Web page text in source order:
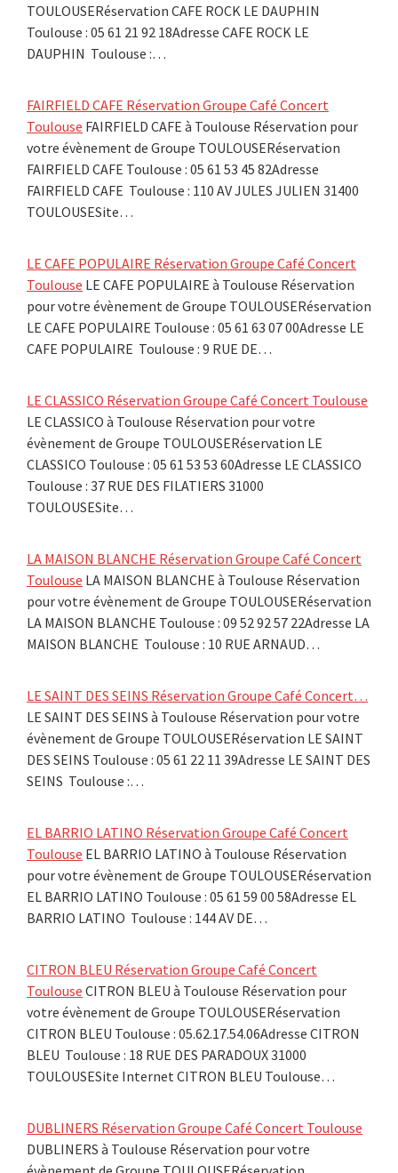
TOULOUSERéservation CAFE ROCK LE DAUPHIN
Toulouse : 05 61 21 92 18Adresse CAFE ROCK LE
DAUPHIN Toulouse :…
FAIRFIELD CAFE Réservation Groupe Café Concert
Toulouse FAIRFIELD CAFE à Toulouse Réservation pour
votre évènement de Groupe TOULOUSERéservation
FAIRFIELD CAFE Toulouse : 05 61 53 45 82Adresse
FAIRFIELD CAFE Toulouse : 110 AV JULES JULIEN 31400
TOULOUSESite…
LE CAFE POPULAIRE Réservation Groupe Café Concert
Toulouse LE CAFE POPULAIRE à Toulouse Réservation
pour votre évènement de Groupe TOULOUSERéservation
LE CAFE POPULAIRE Toulouse : 05 61 63 07 00Adresse LE
CAFE POPULAIRE Toulouse : 9 RUE DE…
LE CLASSICO Réservation Groupe Café Concert Toulouse
LE CLASSICO à Toulouse Réservation pour votre
évènement de Groupe TOULOUSERéservation LE
CLASSICO Toulouse : 05 61 53 53 60Adresse LE CLASSICO
Toulouse : 37 RUE DES FILATIERS 31000
TOULOUSESite…
LA MAISON BLANCHE Réservation Groupe Café Concert
Toulouse LA MAISON BLANCHE à Toulouse Réservation
pour votre évènement de Groupe TOULOUSERéservation
LA MAISON BLANCHE Toulouse : 09 52 92 57 22Adresse LA
MAISON BLANCHE Toulouse : 10 RUE ARNAUD…
LE SAINT DES SEINS Réservation Groupe Café Concert…
LE SAINT DES SEINS à Toulouse Réservation pour votre
évènement de Groupe TOULOUSERéservation LE SAINT
DES SEINS Toulouse : 05 61 22 11 39Adresse LE SAINT DES
SEINS Toulouse :…
EL BARRIO LATINO Réservation Groupe Café Concert
Toulouse EL BARRIO LATINO à Toulouse Réservation
pour votre évènement de Groupe TOULOUSERéservation
EL BARRIO LATINO Toulouse : 05 61 59 00 58Adresse EL
BARRIO LATINO Toulouse : 144 AV DE…
CITRON BLEU Réservation Groupe Café Concert
Toulouse CITRON BLEU à Toulouse Réservation pour
votre évènement de Groupe TOULOUSERéservation
CITRON BLEU Toulouse : 05.62.17.54.06Adresse CITRON
BLEU Toulouse : 18 RUE DES PARADOUX 31000
TOULOUSESite Internet CITRON BLEU Toulouse…
DUBLINERS Réservation Groupe Café Concert Toulouse
DUBLINERS à Toulouse Réservation pour votre